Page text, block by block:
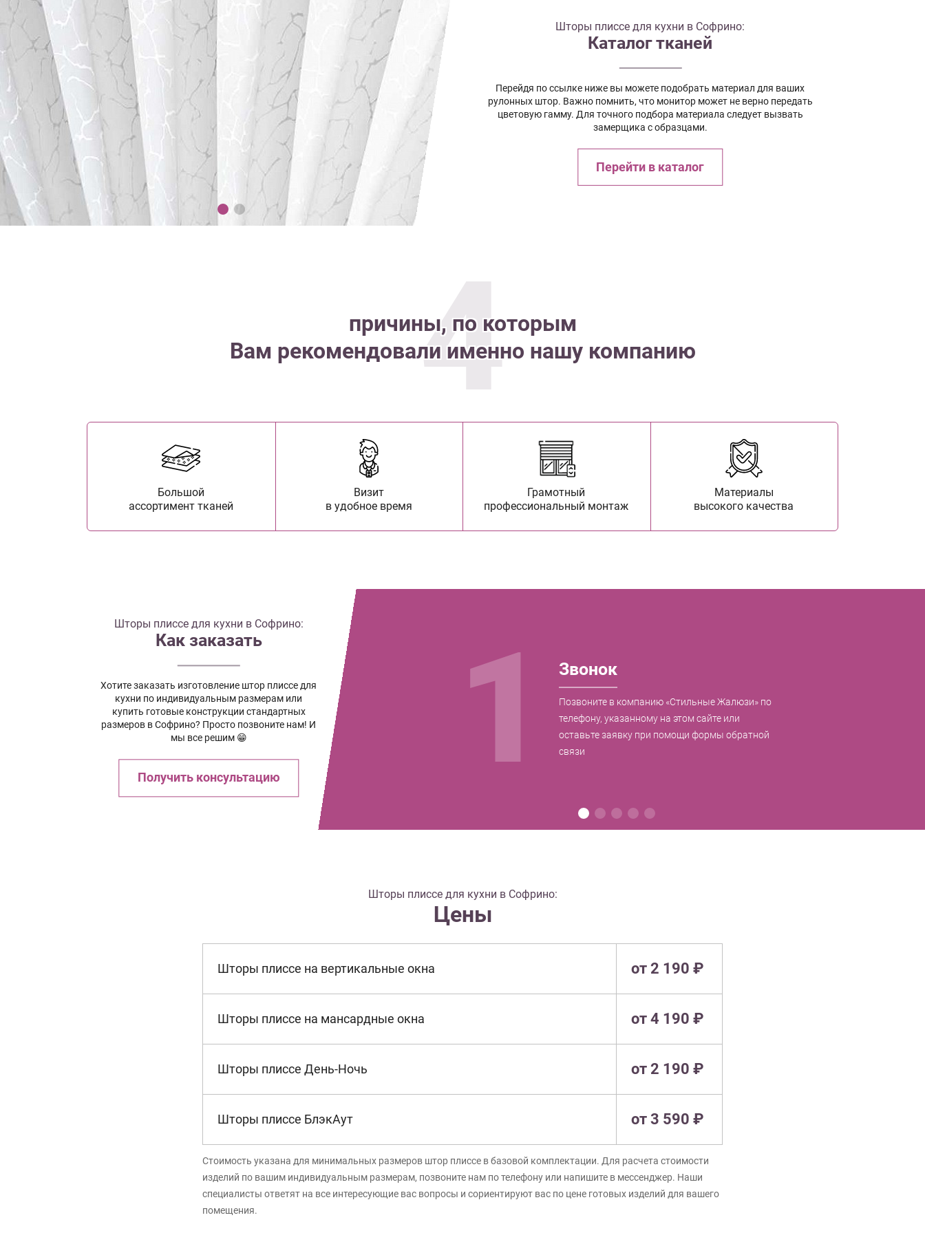
Шторы плиссе для кухни в Софрино:
Каталог тканей
Перейдя по ссылке ниже вы можете подобрать материал для ваших
рулонных штор. Важно помнить, что монитор может не верно передать
цветовую гамму. Для точного подбора материала следует вызвать
замерщика с образцами.
Перейти в каталог
4
причины, по которым
Вам рекомендовали именно нашу компанию
Большой
ассортимент тканей
Визит
в удобное время
Грамотный
профессиональный монтаж
Материалы
высокого качества
Шторы плиссе для кухни в Софрино:
Как заказать
Хотите заказать изготовление штор плиссе для
кухни по индивидуальным размерам или
купить готовые конструкции стандартных
размеров в Софрино? Просто позвоните нам! И
мы все решим 😁
Получить консультацию 1 Звонок
Позвоните в компанию «Стильные Жалюзи» по
телефону, указанному на этом сайте или
оставьте заявку при помощи формы обратной
связи
Шторы плиссе для кухни в Софрино:
Цены
Шторы плиссе на вертикальные окна от 2 190 ₽
Шторы плиссе на мансардные окна от 4 190 ₽
Шторы плиссе День-Ночь от 2 190 ₽
Шторы плиссе БлэкАут от 3 590 ₽
Стоимость указана для минимальных размеров штор плиссе в базовой комплектации. Для расчета стоимости
изделий по вашим индивидуальным размерам, позвоните нам по телефону или напишите в мессенджер. Наши
специалисты ответят на все интересующие вас вопросы и сориентируют вас по цене готовых изделий для вашего
помещения.